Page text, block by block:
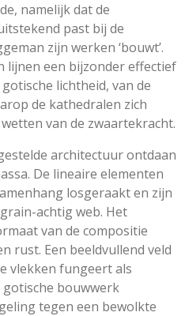
namelijk dat de
past bij de
zijn werken ‘bouwt’.
lijnen een bijzonder effectief
lichtheid, van de
de kathedralen zich
van de zwaartekracht.
architectuur ontdaan
De lineaire elementen
losgeraakt en zijn
achtig web. Het
van de compositie
rust. Een beeldvullend veld
vlekken fungeert als
bouwwerk
tegen een bewolkte